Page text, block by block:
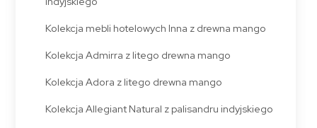
Kolekcja mebli hotelowych Inna z drewna mango
Kolekcja Admirra z litego drewna mango
Kolekcja Adora z litego drewna mango
Kolekcja Allegiant Natural z palisandru indyjskiego